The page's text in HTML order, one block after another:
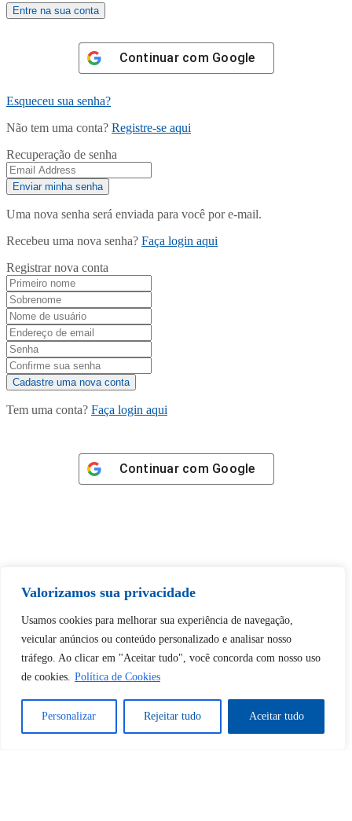
Valorizamos sua privacidade
Usamos cookies para melhorar sua experiência de navegação,
veicular anúncios ou conteúdo personalizado e analisar nosso
tráfego. Ao clicar em "Aceitar tudo", você concorda com nosso uso
de cookies. Política de Cookies
Personalizar Rejeitar tudo Aceitar tudo
Continuar com Google
Esqueceu sua senha?
Não tem uma conta? Registre-se aqui
Recuperação de senha
Uma nova senha será enviada para você por e-mail.
Recebeu uma nova senha? Faça login aqui
Registrar nova conta
Tem uma conta? Faça login aqui
Continuar com Google
desbloquear esta publicação?
Desbloquear esquerda : 0